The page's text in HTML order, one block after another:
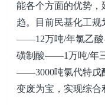
能各个方面的优势
趋。目前民基化工规
——12万吨/年氯乙
磺制酸——1万吨/年
——3000吨氯代特戊
变废为宝，实现综合